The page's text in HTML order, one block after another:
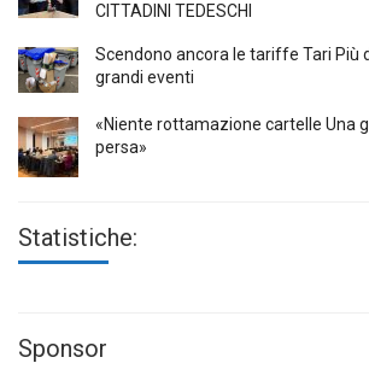
CITTADINI TEDESCHI
Scendono ancora le tariffe Tari Più
grandi eventi
«Niente rottamazione cartelle Una
persa»
Statistiche:
Sponsor